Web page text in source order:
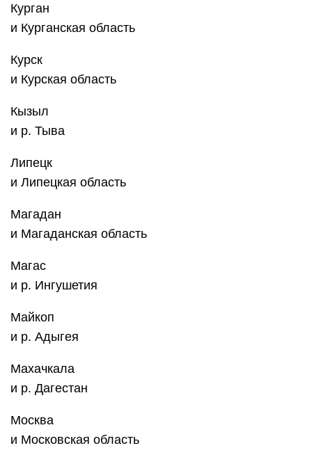
Курган
и Курганская область
Курск
и Курская область
Кызыл
и р. Тыва
Липецк
и Липецкая область
Магадан
и Магаданская область
Магас
и р. Ингушетия
Майкоп
и р. Адыгея
Махачкала
и р. Дагестан
Москва
и Московская область